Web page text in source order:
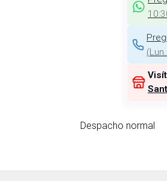
(
Despacho normal